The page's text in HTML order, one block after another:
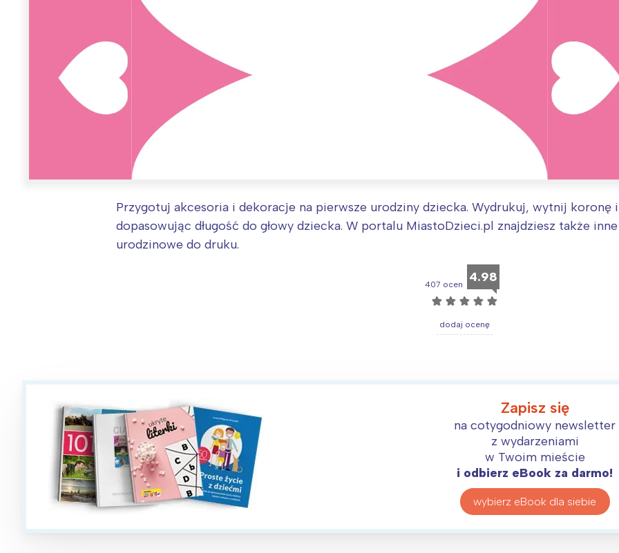
Przygotuj akcesoria i dekoracje na pierwsze urodziny dziecka. Wydrukuj, wytnij koronę
dopasowując długość do głowy dziecka. W portalu MiastoDzieci.pl znajdziesz także
urodzinowe do druku.
407 ocen 4.98
☆ ☆ ☆ ☆ ☆
dodaj ocenę
Zapisz się
na cotygodniowy newsletter
z wydarzeniami
w Twoim mieście
i odbierz eBook za darmo!
wybierz eBook dla siebie
Interesują mnie wydarzenia z tego
Poznań
Północ
Wybieram